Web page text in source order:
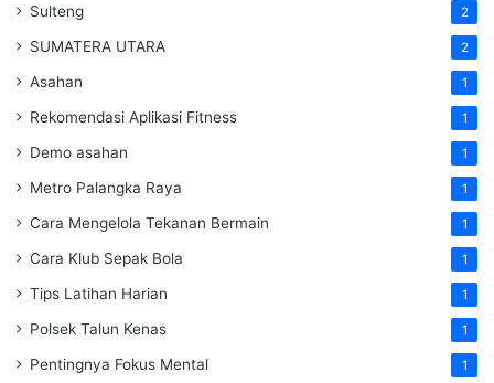
Sulteng 2
SUMATERA UTARA 2
Asahan 1
Rekomendasi Aplikasi Fitness 1
Demo asahan 1
Metro Palangka Raya 1
Cara Mengelola Tekanan Bermain 1
Cara Klub Sepak Bola 1
Tips Latihan Harian 1
Polsek Talun Kenas 1
Pentingnya Fokus Mental 1